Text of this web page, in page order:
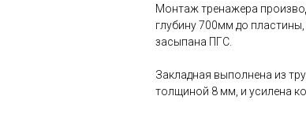
Монтаж тренажера
глубину 700мм до
засыпана ПГС.
Закладная выполнена из
толщиной 8 мм, и усилена